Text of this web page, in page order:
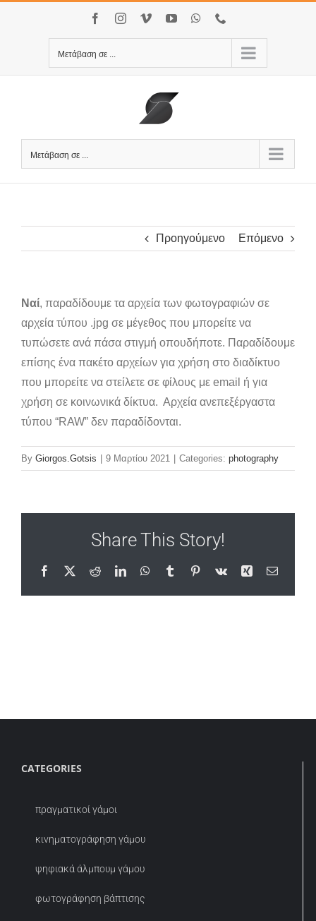
περιεχόμενο
FacebookInstagram
VimeoYouTubeWhatsApp
Μετάβαση σε ...
Μετάβαση σε ...
Προηγούμενο Επόμενο
Ναί, παραδίδουμε τα αρχεία των φωτογραφιών σε
αρχεία τύπου .jpg σε μέγεθος που μπορείτε να
τυπώσετε ανά πάσα στιγμή οπουδήποτε. Παραδίδουμε
επίσης ένα πακέτο αρχείων για χρήση στο διαδίκτυο
που μπορείτε να στείλετε σε φίλους με email ή για
χρήση σε κοινωνικά δίκτυα. Αρχεία ανεπεξέργαστα
τύπου “RAW” δεν παραδίδονται.
By Giorgos.Gotsis 9 Μαρτίου 2021 Categories: photography
Share This Story!
Facebook
X RedditLinkedInWhatsApp
TumblrPinterest
Vk Xing Email
CATEGORIES
πραγματικοί γάμοι
κινηματογράφηση γάμου
ψηφιακά άλμπουμ γάμου
φωτογράφηση βάπτισης